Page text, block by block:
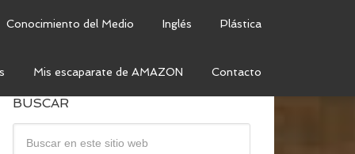
Conocimiento del Medio Inglés Plástica
Mis escaparate de AMAZON Contacto
BUSCAR